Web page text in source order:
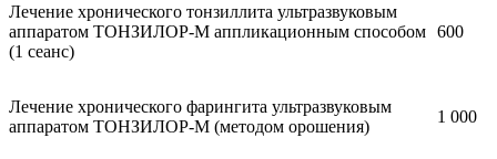
Лечение хронического тонзиллита ультразвуковым
аппаратом ТОНЗИЛОР-М аппликационным способом
(1 сеанс)
600
Лечение хронического фарингита ультразвуковым
аппаратом ТОНЗИЛОР-М (методом орошения)
1 000